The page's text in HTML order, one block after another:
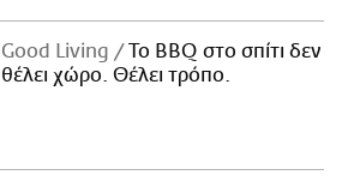
Good Living
Το BBQ στο σπίτι δεν
θέλει χώρο. Θέλει τρόπο.